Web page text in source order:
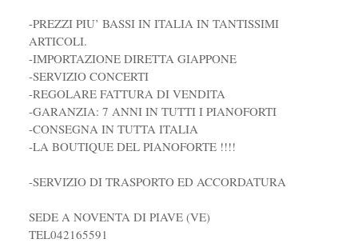
-PREZZI PIU’ BASSI IN ITALIA IN TANTISSIMI
ARTICOLI.
-IMPORTAZIONE DIRETTA GIAPPONE
-SERVIZIO CONCERTI
-REGOLARE FATTURA DI VENDITA
-GARANZIA: 7 ANNI IN TUTTI I PIANOFORTI
-CONSEGNA IN TUTTA ITALIA
-LA BOUTIQUE DEL PIANOFORTE !!!!
-SERVIZIO DI TRASPORTO ED ACCORDATURA
SEDE A NOVENTA DI PIAVE (VE)
TEL042165591